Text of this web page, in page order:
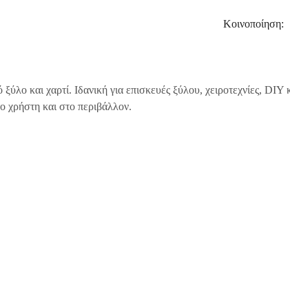
Κοινοποίηση:
και χαρτί. Ιδανική για επισκευές ξύλου, χειροτεχνίες,
χρήστη και στο περιβάλλον.